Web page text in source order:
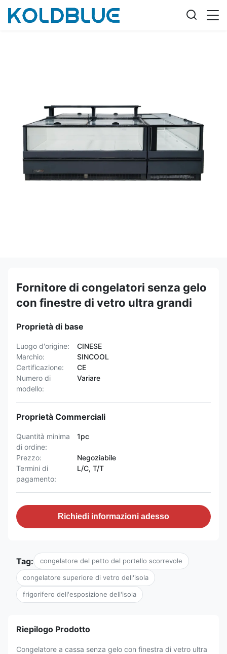
Fornitore di congelatori senza gelo
con finestre di vetro ultra grandi
Proprietà di base
Luogo d'origine:
CINESE
Marchio:
SINCOOL
Certificazione:
CE
Numero di
modello:
Variare
Proprietà Commerciali
Quantità minima
di ordine:
1pc
Prezzo:
Negoziabile
Termini di
pagamento:
L/C, T/T
Richiedi informazioni adesso
Tag: congelatore del petto del portello scorrevole
congelatore superiore di vetro dell'isola
frigorifero dell'esposizione dell'isola
Riepilogo Prodotto
Congelatore a cassa senza gelo con finestra di vetro ultra